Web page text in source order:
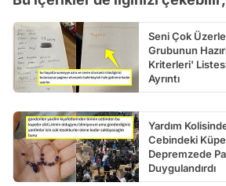
Seni Çok
Grubunun
Kriterleri'
Ayrıntı
Yardım
Cebindeki
Depremzede
Duygulandırdı